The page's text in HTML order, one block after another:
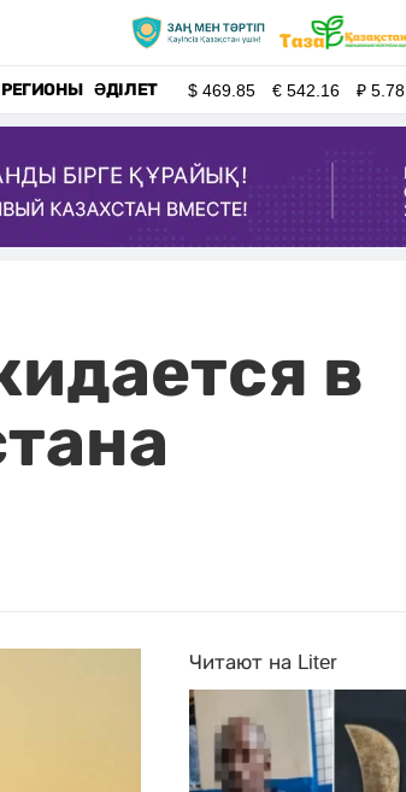
РЕГИОНЫ ӘДІЛЕТ $469.85 €542.16 ₽5.78
в
Читают на Liter